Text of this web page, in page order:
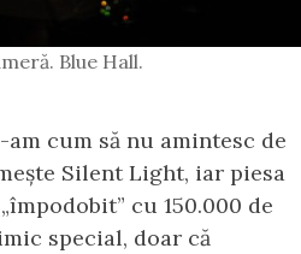
Blue Hall.
cum să nu amintesc de
Silent Light, iar piesa
cu 150.000 de
special, doar că